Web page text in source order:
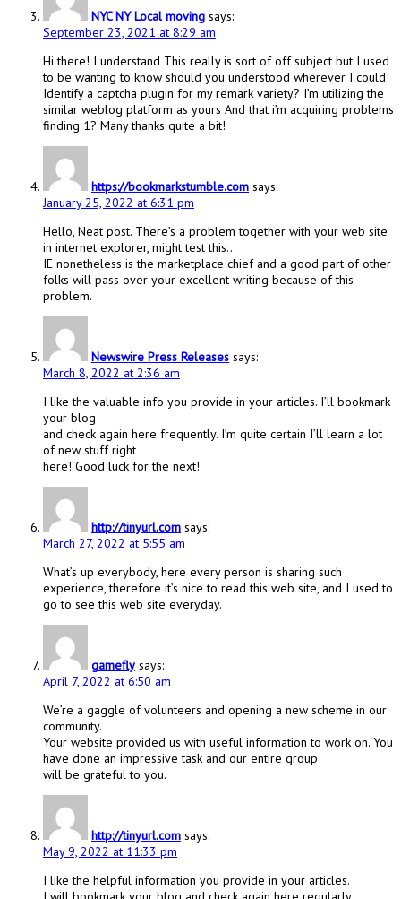
NYC NY Local moving says:
September 23, 2021 at 8:29 am
Hi there! I understand This really is sort of off subject but I used
to be wanting to know should you understood wherever I could
Identify a captcha plugin for my remark variety? I’m utilizing the
similar weblog platform as yours And that i’m acquiring problems
finding 1? Many thanks quite a bit!
https://bookmarkstumble.com says:
January 25, 2022 at 6:31 pm
Hello, Neat post. There’s a problem together with your web site
in internet explorer, might test this…
IE nonetheless is the marketplace chief and a good part of other
folks will pass over your excellent writing because of this
problem.
Newswire Press Releases says:
March 8, 2022 at 2:36 am
I like the valuable info you provide in your articles. I’ll bookmark
your blog
and check again here frequently. I’m quite certain I’ll learn a lot
of new stuff right
here! Good luck for the next!
http://tinyurl.com says:
March 27, 2022 at 5:55 am
What’s up everybody, here every person is sharing such
experience, therefore it’s nice to read this web site, and I used to
go to see this web site everyday.
gamefly says:
April 7, 2022 at 6:50 am
We’re a gaggle of volunteers and opening a new scheme in our
community.
Your website provided us with useful information to work on. You
have done an impressive task and our entire group
will be grateful to you.
http://tinyurl.com says:
May 9, 2022 at 11:33 pm
I like the helpful information you provide in your articles.